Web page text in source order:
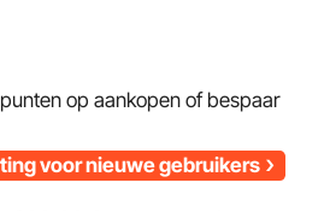
punten op aankopen of bespaar
voor nieuwe gebruikers